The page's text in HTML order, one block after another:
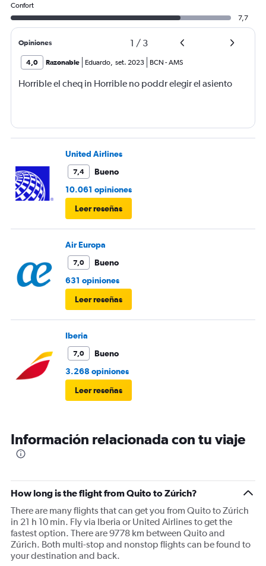
Confort
7,7
Opiniones 1 / 3
4,0 Razonable Eduardo, set. 2023 BCN -AMS
Horrible el cheq in Horrible no poddr elegir el asiento
United Airlines
7,4
Bueno
10.061 opiniones
Leer reseñas
Air Europa
7,0
Bueno
631 opiniones
Leer reseñas
Iberia
7,0
Bueno
3.268 opiniones
Leer reseñas
Información relacionada con tu viaje
How long is the flight from Quito to Zúrich?
There are many flights that can get you from Quito to Zúrich
in 21 h 10 min. Fly via Iberia or United Airlines to get the
fastest option. There are 9778 km between Quito and
Zúrich. Both multi-stop and nonstop flights can be found to
your destination and back.